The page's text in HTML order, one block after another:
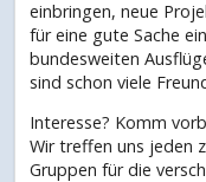
einbringen, neue
für eine gute Sache
bundesweiten
sind schon viele
Interesse? Komm
Wir treffen uns jeden
Gruppen für die